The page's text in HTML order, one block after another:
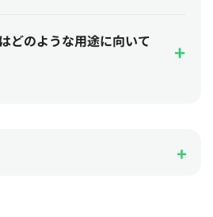
どのような用途に向いて